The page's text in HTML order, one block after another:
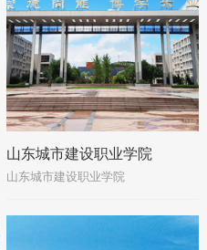
山东城市建设职业学院
山东城市建设职业学院